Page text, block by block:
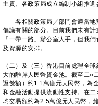
主責、各政策局成立編制小組推進
各相關政策局／部門會適當地
倡議有關的部分。目前我們未有
「一帶一路」辦公室人手，但我
及資源的安排。
（二）及（三）香港目前處理全
大的離岸人民幣資金池。截至二○
證餘額）約1.1萬億元人民幣，為
和金融活動提供流動性支持。在
均交易額約為2.5萬億元人民幣，